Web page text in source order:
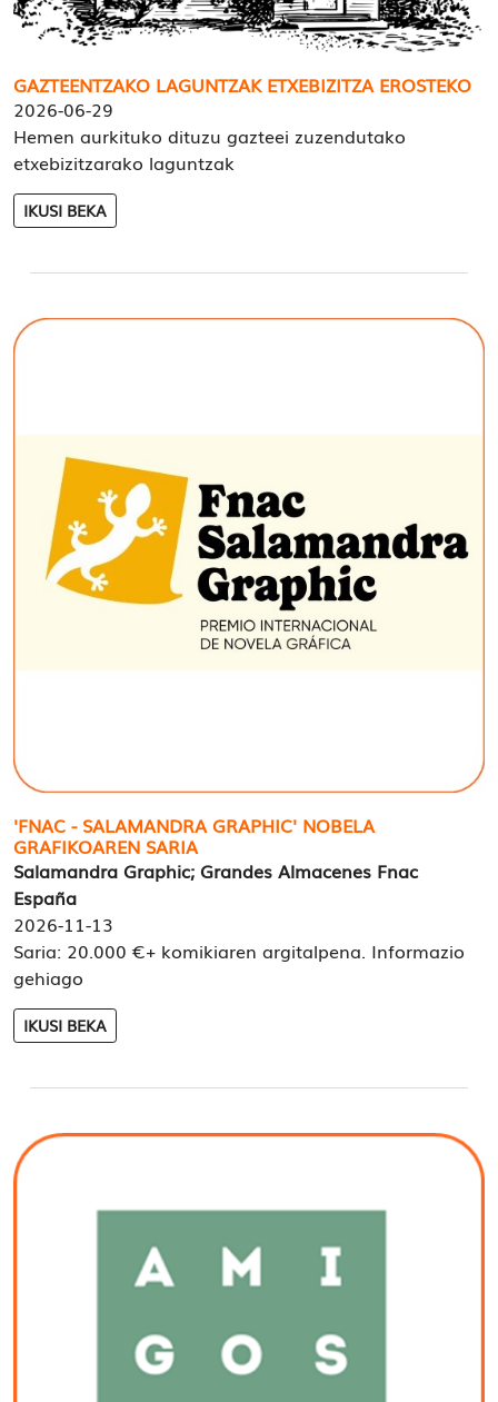
GAZTEENTZAKO LAGUNTZAK ETXEBIZITZA EROSTEKO
2026-06-29
Hemen aurkituko dituzu gazteei zuzendutako
etxebizitzarako laguntzak
IKUSI BEKA
'FNAC - SALAMANDRA GRAPHIC' NOBELA
GRAFIKOAREN SARIA
Salamandra Graphic; Grandes Almacenes Fnac
España
2026-11-13
Saria: 20.000 €+ komikiaren argitalpena. Informazio
gehiago
IKUSI BEKA